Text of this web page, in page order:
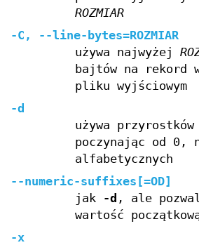
ROZMIAR
-C, --line-bytes=ROZMIAR
używa najwyżej
bajtów na rekord
pliku wyjściowym
-d
używa
poczynając od 0,
alfabetycznych
--numeric-suffixes[=OD]
jak
-d , ale
wartość
-x